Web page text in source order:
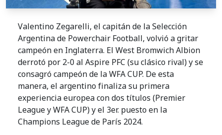
Valentino Zegarelli, el capitán de la Selección
Argentina de Powerchair Football, volvió a gritar
campeón en Inglaterra. El West Bromwich Albion
derrotó por 2-0 al Aspire PFC (su clásico rival) y se
consagró campeón de la WFA CUP. De esta
manera, el argentino finaliza su primera
experiencia europea con dos títulos (Premier
League y WFA CUP) y el 3er. puesto en la
Champions League de París 2024.